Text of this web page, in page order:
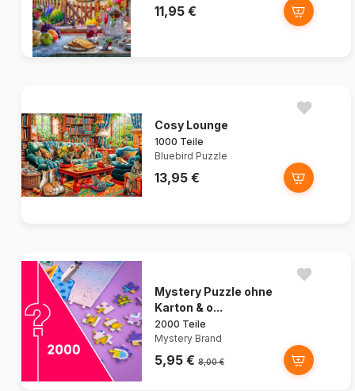
11,95 €
Cosy Lounge
1000 Teile
Bluebird Puzzle
13,95 €
Mystery Puzzle ohne
Karton & o...
2000 Teile
Mystery Brand
5,95 € 8,00 €